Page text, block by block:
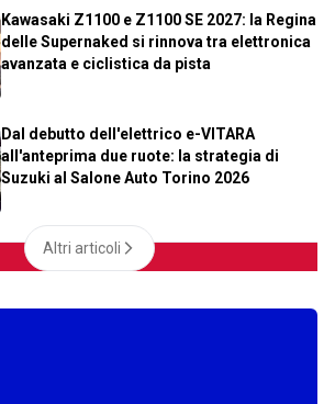
Kawasaki Z1100 e Z1100 SE 2027: la Regina
delle Supernaked si rinnova tra elettronica
avanzata e ciclistica da pista
Dal debutto dell'elettrico e-VITARA
all'anteprima due ruote: la strategia di
Suzuki al Salone Auto Torino 2026
Altri articoli